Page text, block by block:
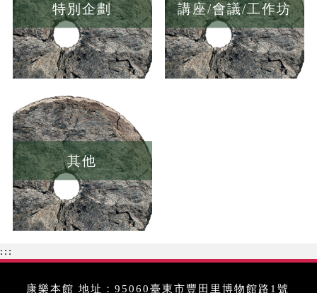
特別企劃 講座/會議/工作坊
其他
:::
康樂本館 地址：95060臺東市豐田里博物館路1號